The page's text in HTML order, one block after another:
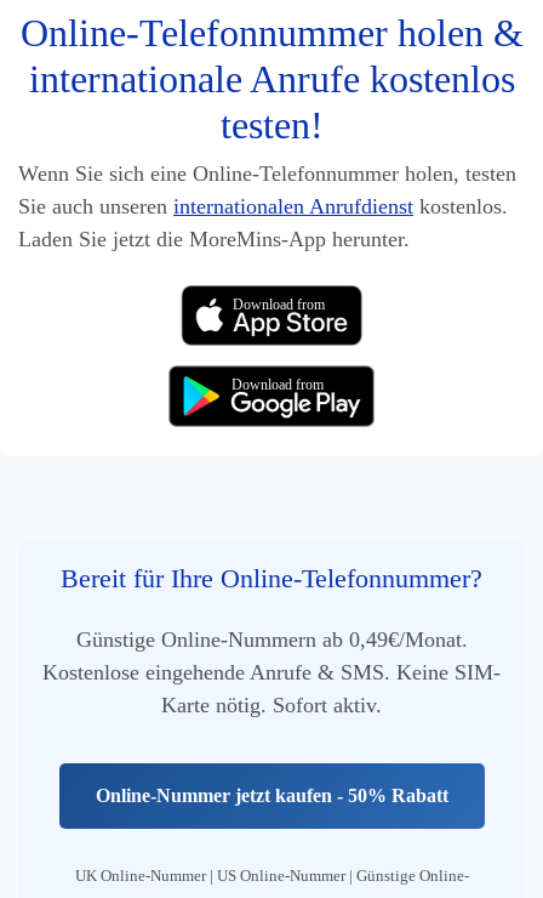
Online-Telefonnummer holen &
internationale Anrufe kostenlos
testen!
Wenn Sie sich eine Online-Telefonnummer holen, testen
Sie auch unseren internationalen Anrufdienst kostenlos.
Laden Sie jetzt die MoreMins-App herunter.
Download from
Download from
Bereit für Ihre Online-Telefonnummer?
Günstige Online-Nummern ab 0,49€/Monat.
Kostenlose eingehende Anrufe & SMS. Keine SIM-
Karte nötig. Sofort aktiv.
Online-Nummer jetzt kaufen - 50% Rabatt
UK Online-Nummer | US Online-Nummer | Günstige Online-